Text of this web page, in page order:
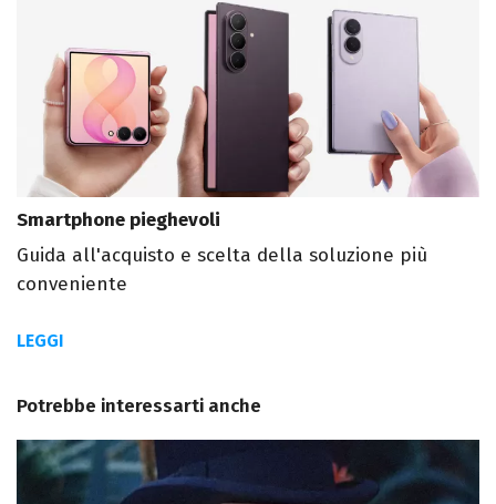
Smartphone pieghevoli
Guida all'acquisto e scelta della soluzione più
conveniente
LEGGI
Potrebbe interessarti anche